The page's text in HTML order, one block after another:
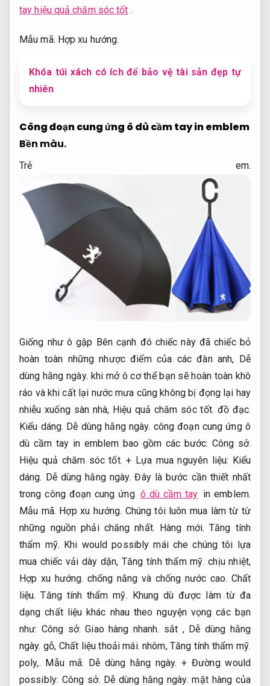
tay hiệu quả chăm sóc tốt .
Mẫu mã. Hợp xu hướng.
Khóa túi xách có ích để bảo vệ tài sản đẹp tự
nhiên
Công đoạn cung ứng ô dù cầm tay in emblem
Bền màu.
Trẻ em.
Giống như ô gập Bên cạnh đó chiếc này đã chiếc bỏ
hoàn toàn những nhược điểm của các đàn anh, Dễ
dùng hằng ngày. khi mở ô cơ thể bạn sẽ hoàn toàn khô
ráo và khi cất lại nước mưa cũng không bị đọng lại hay
nhiễu xuống sàn nhà, Hiệu quả chăm sóc tốt. đồ đạc.
Kiểu dáng. Dễ dùng hằng ngày. công đoạn cung ứng ô
dù cầm tay in emblem bao gồm các bước: Công sở.
Hiệu quả chăm sóc tốt. + Lựa mua nguyên liệu: Kiểu
dáng. Dễ dùng hằng ngày. Đây là bước cần thiết nhất
trong công đoạn cung ứng ô dù cầm tay in emblem.
Mẫu mã. Hợp xu hướng. Chúng tôi luôn mua làm từ từ
những nguồn phải chăng nhất. Hàng mới. Tăng tính
thẩm mỹ. Khi would possibly mái che chúng tôi lựa
mua chiếc vải dày dặn,Tăng tính thẩm mỹ. chịu nhiệt,
Hợp xu hướng. chống nắng và chống nước cao. Chất
liệu. Tăng tính thẩm mỹ. Khung dù được làm từ đa
dạng chất liệu khác nhau theo nguyện vọng các bạn
như: Công sở. Giao hàng nhanh. sắt , Dễ dùng hằng
ngày. gỗ, Chất liệu thoải mái. nhôm,Tăng tính thẩm mỹ.
poly,. Mẫu mã. Dễ dùng hằng ngày. + Đường would
possibly: Công sở. Dễ dùng hằng ngày. mặt hàng của